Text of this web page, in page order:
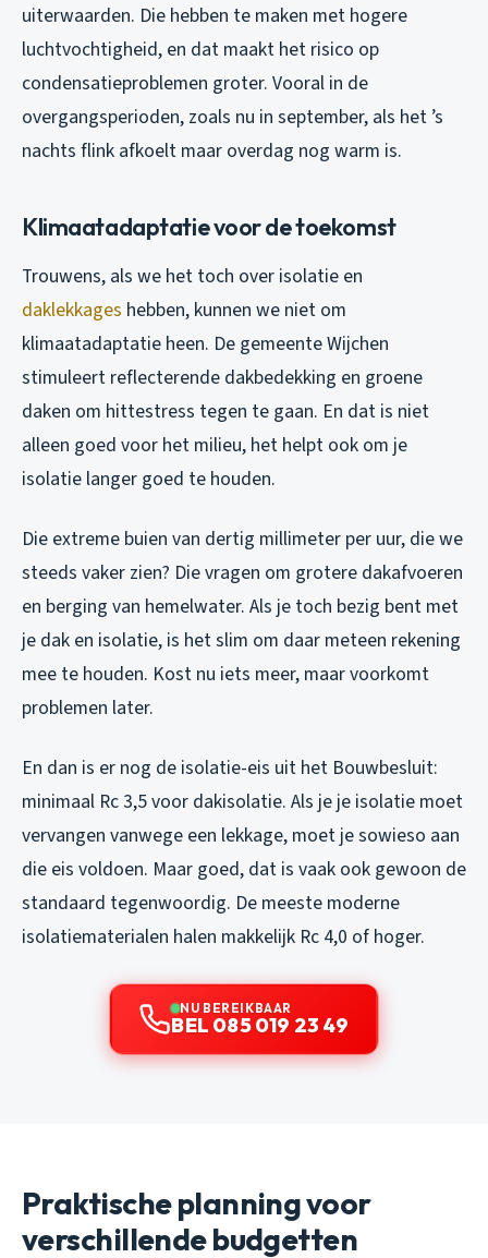
uiterwaarden. Die hebben te maken met hogere
luchtvochtigheid, en dat maakt het risico op
condensatieproblemen groter. Vooral in de
overgangsperioden, zoals nu in september, als het ’s
nachts flink afkoelt maar overdag nog warm is.
Klimaatadaptatie voor de toekomst
Trouwens, als we het toch over isolatie en
daklekkages hebben, kunnen we niet om
klimaatadaptatie heen. De gemeente Wijchen
stimuleert reflecterende dakbedekking en groene
daken om hittestress tegen te gaan. En dat is niet
alleen goed voor het milieu, het helpt ook om je
isolatie langer goed te houden.
Die extreme buien van dertig millimeter per uur, die we
steeds vaker zien? Die vragen om grotere dakafvoeren
en berging van hemelwater. Als je toch bezig bent met
je dak en isolatie, is het slim om daar meteen rekening
mee te houden. Kost nu iets meer, maar voorkomt
problemen later.
En dan is er nog de isolatie-eis uit het Bouwbesluit:
minimaal Rc 3,5 voor dakisolatie. Als je je isolatie moet
vervangen vanwege een lekkage, moet je sowieso aan
die eis voldoen. Maar goed, dat is vaak ook gewoon de
standaard tegenwoordig. De meeste moderne
isolatiematerialen halen makkelijk Rc 4,0 of hoger.
NU BEREIKBAAR
BEL 085 019 23 49
Praktische planning voor
verschillende budgetten